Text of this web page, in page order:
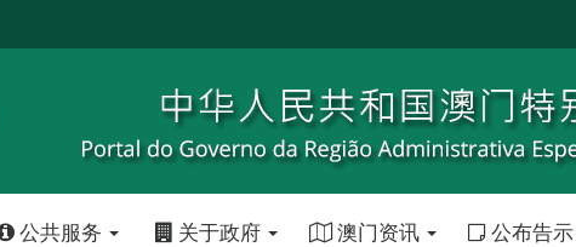
公共服务 关于政府 澳门资讯 公布告示